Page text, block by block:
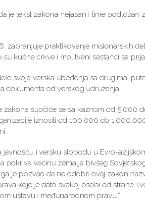
je tekst zakona nejasan i time podložan
zabranjuje praktikovanje misionarskih
kućne crkve i molitveni sastanci sa
svoja verska ubeđenja sa drugima,
dokumenta od verskog udruženja.
zakona suočiće se sa kaznom od 5.000
iznositi od 100.000 do
i versku slobodu u Evro-
pokriva većinu zemalja bivšeg
je pozvao da ne odobri ovaj zakon
koje je dato svakoj osobi od strane
ustavu i međunarodnom pravu.”